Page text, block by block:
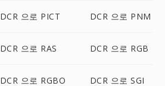
DCR 으로 PICT DCR 으로 PNM
DCR 으로 RAS DCR 으로 RGB
DCR 으로 RGBO DCR 으로 SGI